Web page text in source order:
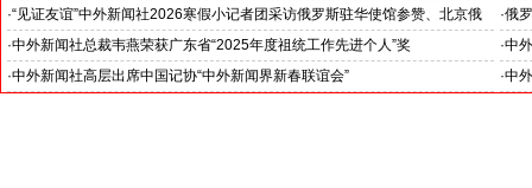
奥阁下: 期待两国青少年成为发展中佛友好关系新的动力
就是
·“见证友谊”中外新闻社2026寒假小记者团采访俄罗斯驻华使馆参赞、北京俄
罗斯文化中心主任吴丹娜女士: “中俄关系稳如泰山坚如磐石”
·俄
·中外新闻社总裁韦燕荣获广东省“2025年度祖统工作先进个人”奖 ·中
·中外新闻社高层出席中国记协“中外新闻界新春联谊会” ·中